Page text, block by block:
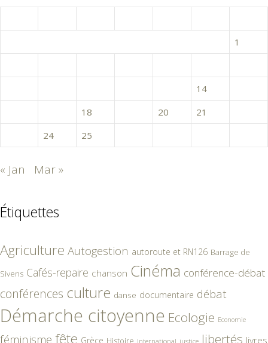
1
14
18 20 21
24 25
« Jan Mar »
Étiquettes
Agriculture Autogestion autoroute et RN126 Barrage de
Sivens Cafés-repaire chanson Cinéma conférence-débat
conférences culture danse documentaire débat
Démarche citoyenne Ecologie Economie
féminisme fête Grèce Histoire International justice libertés livres